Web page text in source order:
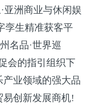
亚洲商业与休闲娱
生精准获客平
名品·世界巡
会的指引组织下
业领域的强大品
易创新发展商机!